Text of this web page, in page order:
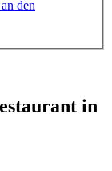
an den
in